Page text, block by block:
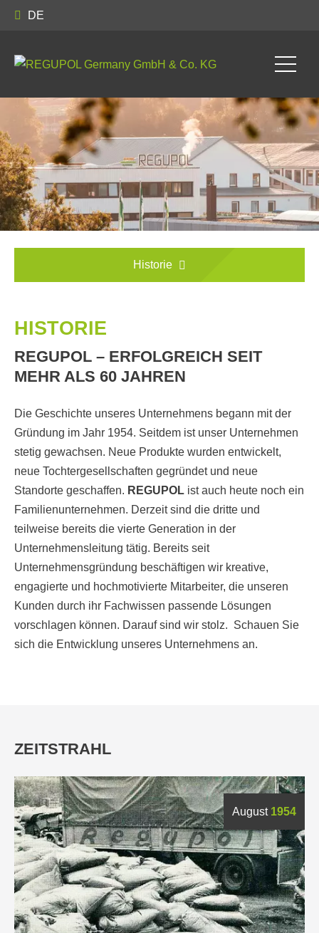
DE
Historie
HISTORIE
REGUPOL – ERFOLGREICH SEIT
MEHR ALS 60 JAHREN
Die Geschichte unseres Unternehmens begann mit der
Gründung im Jahr 1954. Seitdem ist unser Unternehmen
stetig gewachsen. Neue Produkte wurden entwickelt,
neue Tochtergesellschaften gegründet und neue
Standorte geschaffen. REGUPOL ist auch heute noch ein
Familienunternehmen. Derzeit sind die dritte und
teilweise bereits die vierte Generation in der
Unternehmensleitung tätig. Bereits seit
Unternehmensgründung beschäftigen wir kreative,
engagierte und hochmotivierte Mitarbeiter, die unseren
Kunden durch ihr Fachwissen passende Lösungen
vorschlagen können. Darauf sind wir stolz. Schauen Sie
sich die Entwicklung unseres Unternehmens an.
ZEITSTRAHL
August 1954